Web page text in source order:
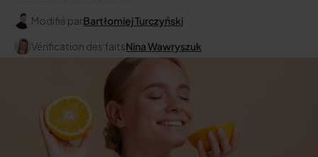
Modifié parBartłomiej Turczyński
Vérification des faitsNina Wawryszuk